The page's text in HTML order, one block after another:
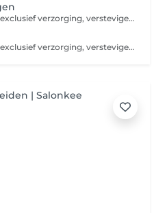
De prijs is inclusief wassen & exclusief verzorging, versteviger of afwerkingsproduct. Indien u een intens verzorgende Kérastase shampoo of een Kérastase verzorgend masker erbij wenst, gelieve deze dienst bij te boeken bij de categorie "VERZORGING".
De prijs is inclusief wassen & exclusief verzorging, versteviger of afwerkingsproduct,wel zonder drogen of brushen.Indien u een brushing en een intens verzorgende Kérastase shampoo of een Kérastase verzorgend masker erbij wenst, gelieve deze dienst bij te boeken bij de categorie "VERZORGING".